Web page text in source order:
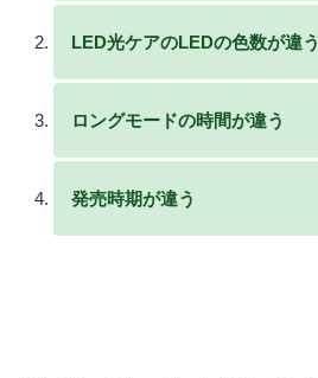
LED光ケアのLEDの色数が違う
ロングモードの時間が違う
発売時期が違う